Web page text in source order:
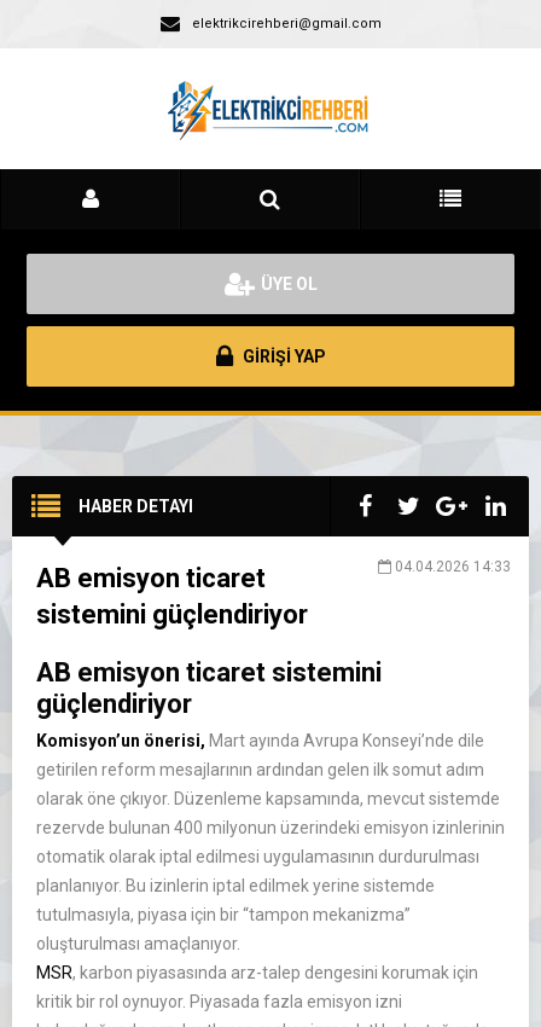
elektrikcirehberi@gmail.com
ÜYE OL
GİRİŞİ YAP
HABER DETAYI
04.04.2026 14:33
AB emisyon ticaret
sistemini güçlendiriyor
AB emisyon ticaret sistemini
güçlendiriyor
Komisyon’un önerisi, Mart ayında Avrupa Konseyi’nde dile
getirilen reform mesajlarının ardından gelen ilk somut adım
olarak öne çıkıyor. Düzenleme kapsamında, mevcut sistemde
rezervde bulunan 400 milyonun üzerindeki emisyon izinlerinin
otomatik olarak iptal edilmesi uygulamasının durdurulması
planlanıyor. Bu izinlerin iptal edilmek yerine sistemde
tutulmasıyla, piyasa için bir “tampon mekanizma”
oluşturulması amaçlanıyor.
MSR, karbon piyasasında arz-talep dengesini korumak için
kritik bir rol oynuyor. Piyasada fazla emisyon izni